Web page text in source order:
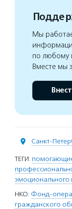
Мы
по любому
Вместе мы
Санкт-
ТЕГИ:
эмоционального
НКО: Фонд-
гражданского